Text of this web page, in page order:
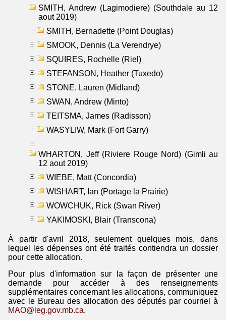
SMITH, Andrew (Lagimodiere) (Southdale au 12
aout 2019)
SMITH, Bernadette (Point Douglas)
SMOOK, Dennis (La Verendrye)
SQUIRES, Rochelle (Riel)
STEFANSON, Heather (Tuxedo)
STONE, Lauren (Midland)
SWAN, Andrew (Minto)
TEITSMA, James (Radisson)
WASYLIW, Mark (Fort Garry)
WHARTON, Jeff (Riviere Rouge Nord) (Gimli au
12 aout 2019)
WIEBE, Matt (Concordia)
WISHART, Ian (Portage la Prairie)
WOWCHUK, Rick (Swan River)
YAKIMOSKI, Blair (Transcona)
À partir d'avril 2018, seulement quelques mois, dans
lequel les dépenses ont été traités contiendra un dossier
pour cette allocation.
Pour plus d'information sur la façon de présenter une
demande pour accéder à des renseignements
supplémentaires concernant les allocations, communiquez
avec le Bureau des allocation des députés par courriel à
MAO@leg.gov.mb.ca.